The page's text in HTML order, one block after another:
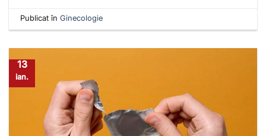
Publicat înGinecologie
13
ian.